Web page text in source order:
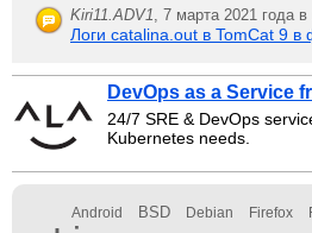
Kiri11.ADV1, 7 марта 2021 года
Логи catalina.out в TomCat 9 в
DevOps as a Service
24/7 SRE & DevOps
Kubernetes needs.
Android BSD Debian Firefox